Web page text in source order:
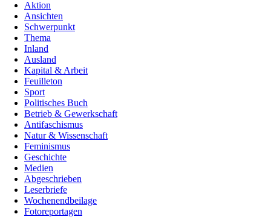
Aktion
Ansichten
Schwerpunkt
Thema
Inland
Ausland
Kapital & Arbeit
Feuilleton
Sport
Politisches Buch
Betrieb & Gewerkschaft
Antifaschismus
Natur & Wissenschaft
Feminismus
Geschichte
Medien
Abgeschrieben
Leserbriefe
Wochenendbeilage
Fotoreportagen